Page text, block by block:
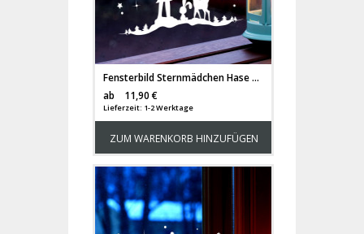
Fensterbild Sternmädchen Hase Reh Winter Fensterdeko Fensterbilder Winterlandschaft + Sterne & Schneeflocken M2264
ab
11,90 €
Lieferzeit: 1-2 Werktage
ZUM WARENKORB HINZUFÜGEN